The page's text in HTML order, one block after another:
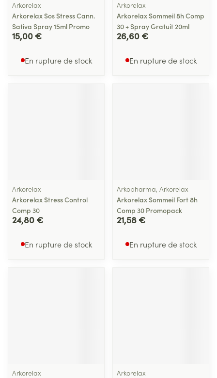
Arkorelax
Arkorelax Sos Stress Cann.
Sativa Spray 15ml Promo
15,00 €
En rupture de stock
Arkorelax
Arkorelax Sommeil 8h Comp
30 + Spray Gratuit 20ml
26,60 €
En rupture de stock
Arkorelax
Arkorelax Stress Control
Comp 30
24,80 €
En rupture de stock
Arkopharma, Arkorelax
Arkorelax Sommeil Fort 8h
Comp 30 Promopack
21,58 €
En rupture de stock
Arkorelax
Arkorelax